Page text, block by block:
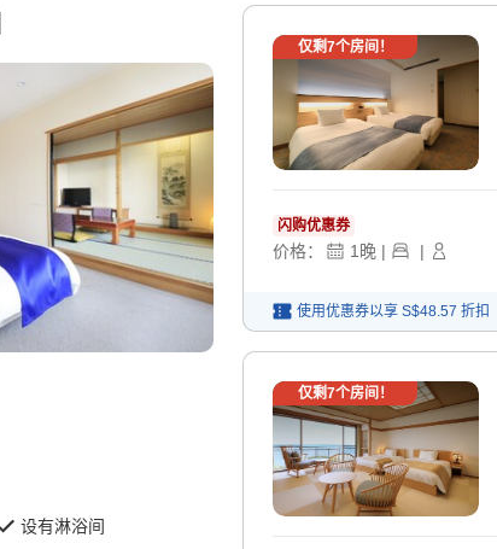
设有淋浴间
仅剩7个房间！
闪购优惠券
价格： 1晚 | |
使用优惠券以享 S$48.57 折扣
仅剩7个房间！